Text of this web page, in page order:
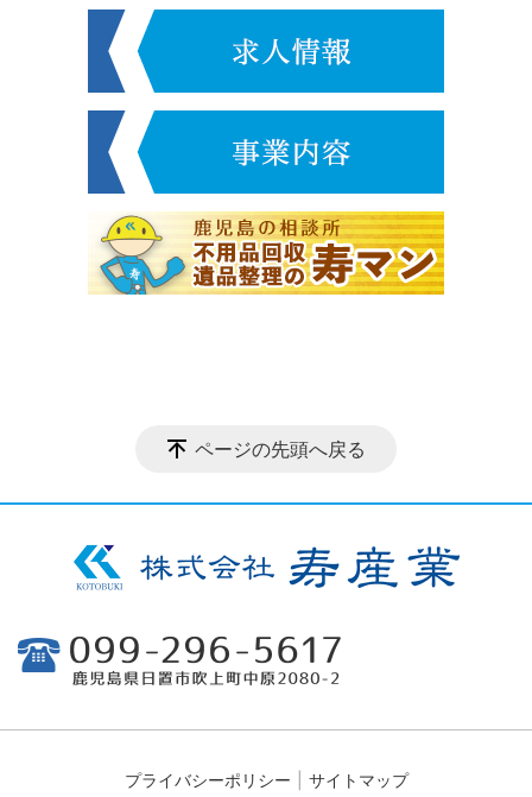
ページの先頭へ戻る
プライバシーポリシー サイトマップ